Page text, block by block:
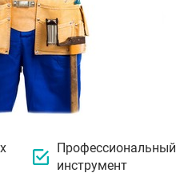
Профессиональный
инструмент